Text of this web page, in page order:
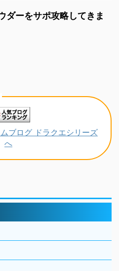
ダーをサポ攻略してきま